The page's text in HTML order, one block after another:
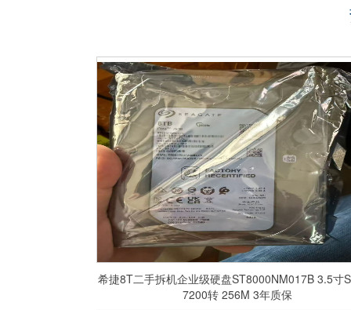
希捷8T二手拆机企业级硬盘ST8000NM017B 3.5寸
7200转 256M 3年质保